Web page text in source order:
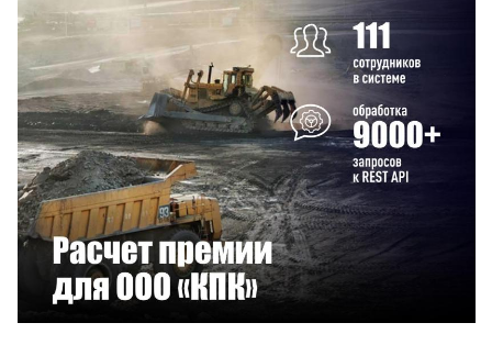
Смотреть проект